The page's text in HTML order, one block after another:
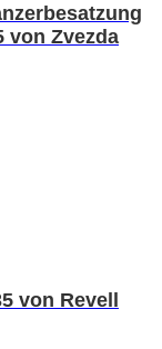
von Zvezda
von Revell